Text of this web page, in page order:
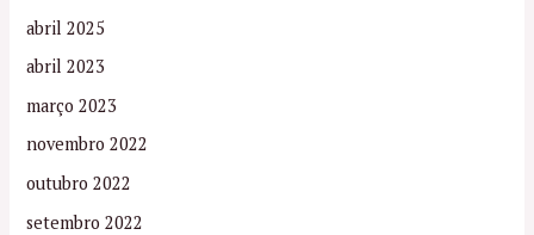
abril 2025
abril 2023
março 2023
novembro 2022
outubro 2022
setembro 2022